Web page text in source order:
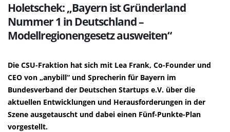
Holetschek: „Bayern ist Gründerland
Nummer 1 in Deutschland –
Modellregionengesetz ausweiten“
Die CSU-Fraktion hat sich mit Lea Frank, Co-Founder und
CEO von „anybill“ und Sprecherin für Bayern im
Bundesverband der Deutschen Startups e.V. über die
aktuellen Entwicklungen und Herausforderungen in der
Szene ausgetauscht und dabei einen Fünf-Punkte-Plan
vorgestellt.